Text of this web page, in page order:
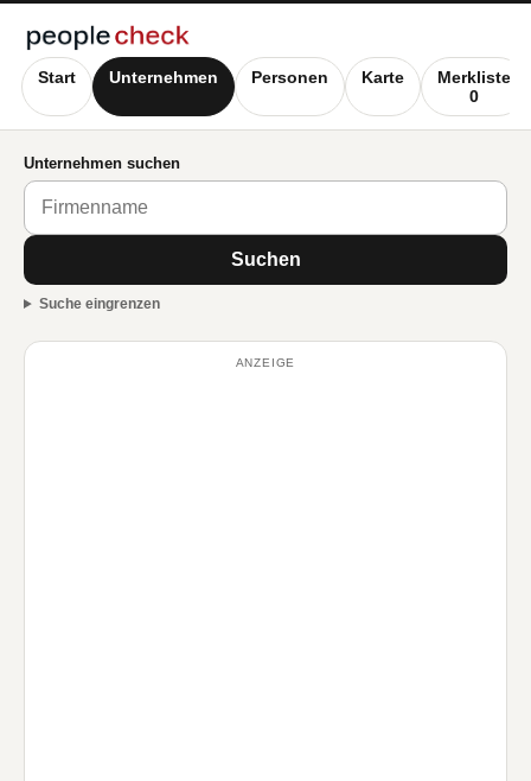
Start Unternehmen Personen Karte
Merkliste
0
Unternehmen suchen
Suchen
Suche eingrenzen
ANZEIGE